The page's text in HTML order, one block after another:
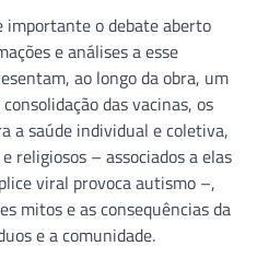
importante o debate aberto
e análises a esse
ao longo da obra, um
das vacinas, os
a saúde individual e coletiva,
religiosos – associados a elas
viral provoca autismo –,
mitos e as consequências da
e a comunidade.